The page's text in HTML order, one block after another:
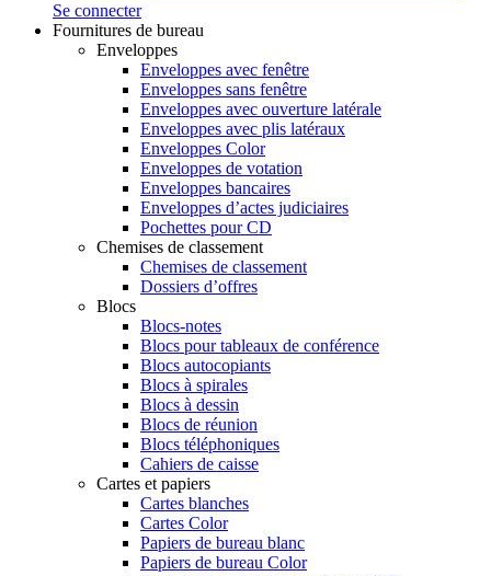
Se connecter
Fournitures de bureau
Enveloppes
Enveloppes avec fenêtre
Enveloppes sans fenêtre
Enveloppes avec ouverture latérale
Enveloppes avec plis latéraux
Enveloppes Color
Enveloppes de votation
Enveloppes bancaires
Enveloppes d’actes judiciaires
Pochettes pour CD
Chemises de classement
Chemises de classement
Dossiers d’offres
Blocs
Blocs-notes
Blocs pour tableaux de conférence
Blocs autocopiants
Blocs à spirales
Blocs à dessin
Blocs de réunion
Blocs téléphoniques
Cahiers de caisse
Cartes et papiers
Cartes blanches
Cartes Color
Papiers de bureau blanc
Papiers de bureau Color